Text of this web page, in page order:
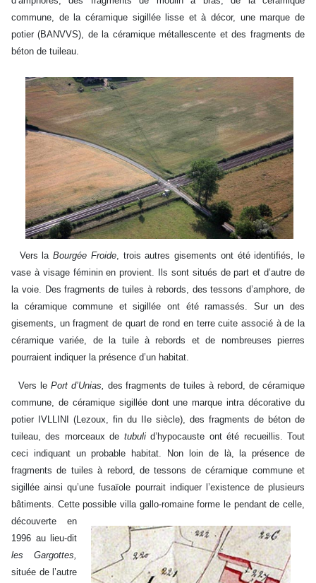
commune, de la céramique sigillée lisse et à décor, une marque de
potier (BANVVS), de la céramique métallescente et des fragments de
béton de tuileau.
Vers la Bourgée Froide, trois autres gisements ont été identifiés, le
vase à visage féminin en provient. Ils sont situés de part et d’autre de
la voie. Des fragments de tuiles à rebords, des tessons d’amphore, de
la céramique commune et sigillée ont été ramassés. Sur un des
gisements, un fragment de quart de rond en terre cuite associé à de la
céramique variée, de la tuile à rebords et de nombreuses pierres
pourraient indiquer la présence d’un habitat.
Vers le Port d’Unias, des fragments de tuiles à rebord, de céramique
commune, de céramique sigillée dont une marque intra décorative du
potier IVLLINI (Lezoux, fin du IIe siècle), des fragments de béton de
tuileau, des morceaux de tubulid’hypocauste ont été recueillis. Tout
ceci indiquant un probable habitat. Non loin de là, la présence de
fragments de tuiles à rebord, de tessons de céramique commune et
sigillée ainsi qu’une fusaïole pourrait indiquer l’existence de plusieurs
bâtiments. Cette possible villa gallo-romaine forme le pendantde celle,
découverte en
1996 au lieu-dit
les Gargottes,
située de l’autre